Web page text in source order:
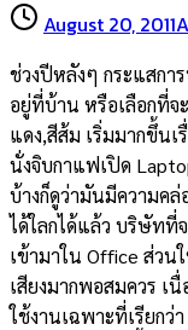
August 20, 2011
ช่วงปีหลังๆ กระแสกา
อยู่ที่บ้าน หรือเลือกที่จ
แดง,สีส้ม เริ่มมากขึ้นเ
นั่งจิบกาแฟเปิด
บ้างก็ดูว่ามันมีความค
ได้ใลกได้แล้ว บริษัทที่
เข้ามาใน Office ส่ว
เสียงมากพอสมควร เ
ใช้งานเฉพาะที่เรียกว่